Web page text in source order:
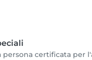
persona certificata per